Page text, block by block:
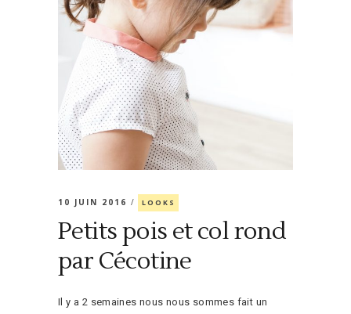
10 JUIN 2016 LOOKS
Petits pois et col rond
par Cécotine
Il y a 2 semaines nous nous sommes fait un